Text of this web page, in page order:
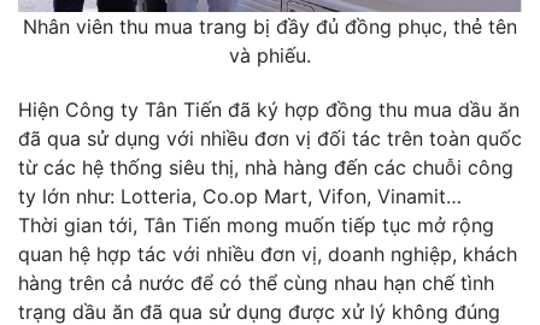
Nhân viên thu mua trang bị đầy đủ đồng phục, thẻ tên
và phiếu.
Hiện Công ty Tân Tiến đã ký hợp đồng thu mua dầu ăn
đã qua sử dụng với nhiều đơn vị đối tác trên toàn quốc
từ các hệ thống siêu thị, nhà hàng đến các chuỗi công
ty lớn như: Lotteria, Co.op Mart, Vifon, Vinamit…
Thời gian tới, Tân Tiến mong muốn tiếp tục mở rộng
quan hệ hợp tác với nhiều đơn vị, doanh nghiệp, khách
hàng trên cả nước để có thể cùng nhau hạn chế tình
trạng dầu ăn đã qua sử dụng được xử lý không đúng